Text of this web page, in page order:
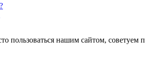
пользоваться нашим сайтом, советуем